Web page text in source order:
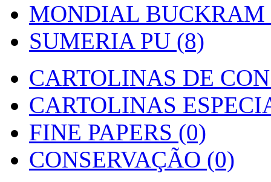
MONDIAL BUCKRAM
SUMERIA PU (8)
CARTOLINAS DE
CARTOLINAS
FINE PAPERS (0)
CONSERVAÇÃO (0)